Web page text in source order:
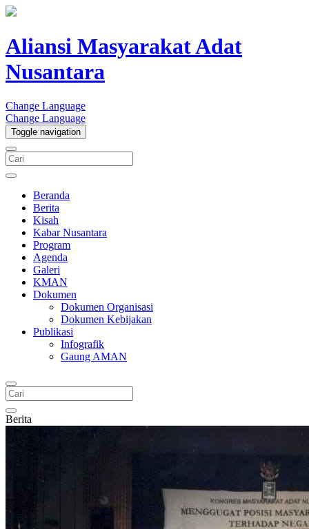
Aliansi Masyarakat Adat
Nusantara
Change Language
Change Language
Toggle navigation
Beranda
Berita
Kisah
Kabar Nusantara
Program
Agenda
Galeri
KMAN
Dokumen
Dokumen Organisasi
Dokumen Kebijakan
Publikasi
Infografik
Gaung AMAN
Berita